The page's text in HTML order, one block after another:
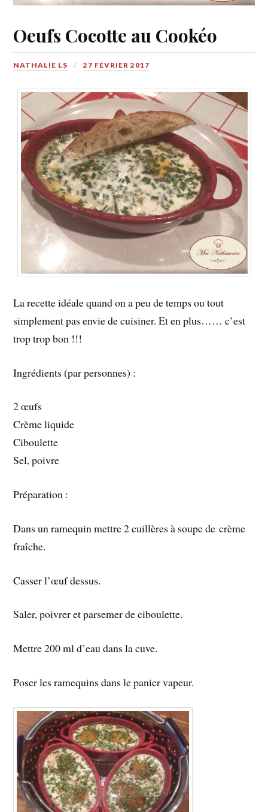
Oeufs Cocotte au Cookéo
NATHALIE LS 27 FÉVRIER 2017
La recette idéale quand on a peu de temps ou tout
simplement pas envie de cuisiner. Et en plus…… c’est
trop trop bon !!!
Ingrédients (par personnes) :
2 œufs
Crème liquide
Ciboulette
Sel, poivre
Préparation :
Dans un ramequin mettre 2 cuillères à soupe de crème
fraîche.
Casser l’œuf dessus.
Saler, poivrer et parsemer de ciboulette.
Mettre 200 ml d’eau dans la cuve.
Poser les ramequins dans le panier vapeur.